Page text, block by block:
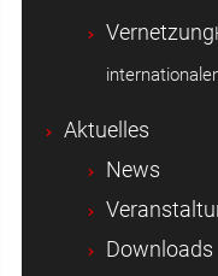
Vernetzung
Aktuelles
News
Downloads